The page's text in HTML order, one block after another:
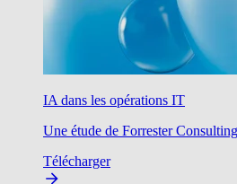
IA dans les opérations IT
Une étude de Forrester
Télécharger